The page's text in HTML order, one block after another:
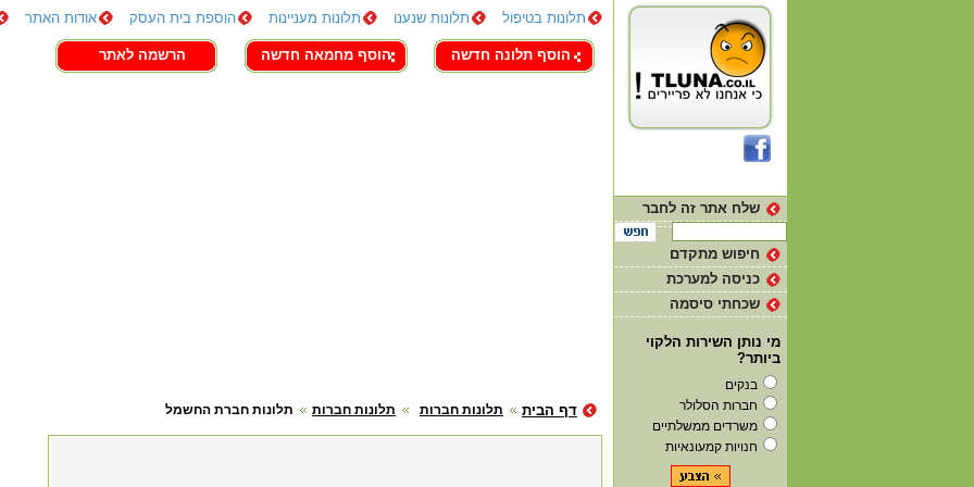
תלונות בטיפול תלונות שנענו תלונות מעניינות הוספת בית העסק אודות האתר
צור קשר
הוסף תלונה חדשה הוסף מחמאה חדשה הרשמה לאתר
תלונות חברת החשמל תלונות חברות תלונות חברות דף הבית
שלח אתר זה לחבר
חיפוש מתקדם
כניסה למערכת
שכחתי סיסמה
מי נותן השירות הלקוי
ביותר?
בנקים
חברות הסלולר
משרדים ממשלתיים
חנויות קמעונאיות